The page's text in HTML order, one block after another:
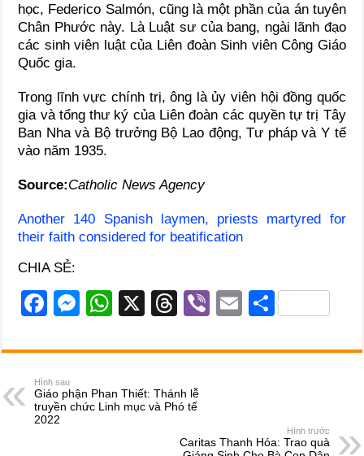
học, Federico Salmón, cũng là một phần của án tuyên
Chân Phước này. Là Luật sư của bang, ngài lãnh đạo
các sinh viên luật của Liên đoàn Sinh viên Công Giáo
Quốc gia.
Trong lĩnh vực chính trị, ông là ủy viên hội đồng quốc
gia và tổng thư ký của Liên đoàn các quyền tự trị Tây
Ban Nha và Bộ trưởng Bộ Lao động, Tư pháp và Y tế
vào năm 1935.
Source:Catholic News Agency
Another 140 Spanish laymen, priests martyred for
their faith considered for beatification
CHIA SẺ:
F
c
e
b
o
M
ss
n
W
at
A
X
T
e
d
s
Vi
er
E
ail
S
ar
Hình sau
Giáo phận Phan Thiết: Thánh lễ
truyền chức Linh mục và Phó tế
2022
Hình trước
Caritas Thanh Hóa: Trao quà